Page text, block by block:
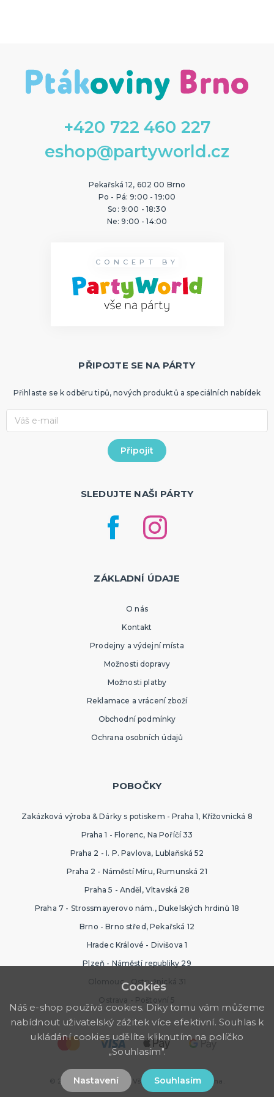
+420 722 460 227
eshop@partyworld.cz
Pekařská 12, 602 00 Brno
Po - Pá: 9:00 - 19:00
So: 9:00 - 18:30
Ne: 9:00 - 14:00
CONCEPT BY
PŘIPOJTE SE NA PÁRTY
Přihlaste se k odběru tipů, nových produktů a speciálních nabídek
SLEDUJTE NAŠI PÁRTY
ZÁKLADNÍ ÚDAJE
O nás
Kontakt
Prodejny a výdejní místa
Možnosti dopravy
Možnosti platby
Reklamace a vrácení zboží
Obchodní podmínky
Ochrana osobních údajů
POBOČKY
Zakázková výroba & Dárky s potiskem - Praha 1, Křížovnická 8
Praha 1 - Florenc, Na Poříčí 33
Praha 2 - I. P. Pavlova, Lublaňská 52
Praha 2 - Náměstí Míru, Rumunská 21
Praha 5 - Anděl, Vltavská 28
Praha 7 - Strossmayerovo nám., Dukelských hrdinů 18
Brno - Brno střed, Pekařská 12
Hradec Králové - Divišova 1
Plzeň - Náměstí republiky 29
Olomouc - Ostružnická 31
Ostrava - Poštovní 5
© 2026 Ptákoviny Brno. Všechna práva vyhrazena.
Cookies
Náš e-shop používá cookies. Díky tomu vám můžeme
nabídnout uživatelský zážitek více efektivní. Souhlas k
ukládání cookies udělíte kliknutím na políčko
„Souhlasím".
Nastavení Souhlasím